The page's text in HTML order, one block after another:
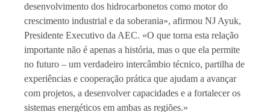
desenvolvimento dos hidrocarbonetos como motor do
crescimento industrial e da soberania», afirmou NJ Ayuk,
Presidente Executivo da AEC. «O que torna esta relação
importante não é apenas a história, mas o que ela permite
no futuro – um verdadeiro intercâmbio técnico, partilha de
experiências e cooperação prática que ajudam a avançar
com projetos, a desenvolver capacidades e a fortalecer os
sistemas energéticos em ambas as regiões.»